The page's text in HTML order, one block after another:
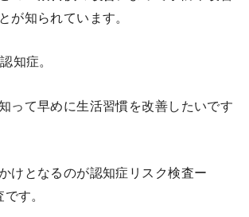
が知られています。
知症。
って早めに生活習慣を改善したいです
けとなるのが認知症リスク検査ー
す。